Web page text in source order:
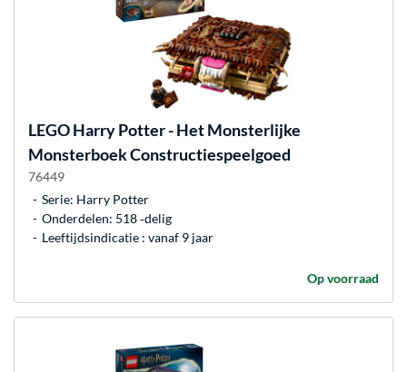
LEGOHarry Potter - Het Monsterlijke
Monsterboek Constructiespeelgoed
76449
Serie: Harry Potter
Onderdelen: 518 ‐delig
Leeftijdsindicatie : vanaf 9 jaar
Op voorraad